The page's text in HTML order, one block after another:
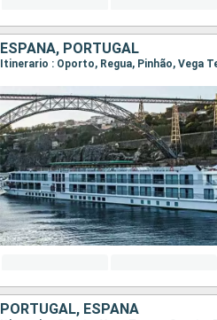
ESPAÑA, PORTUGAL
Itinerario : Oporto, Regua, Pinhão, Vega
PORTUGAL, ESPAÑA